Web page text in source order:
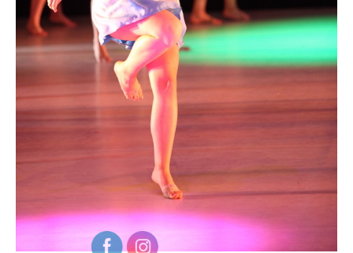
799 782